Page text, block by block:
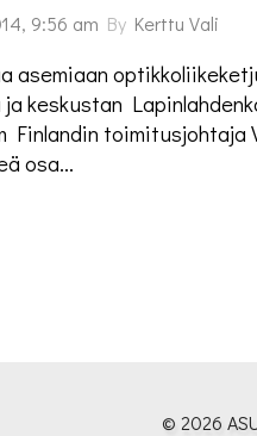
9:56 am By Kerttu Vali
asemiaan
keskustan
Finlandin
osa…
© 2026